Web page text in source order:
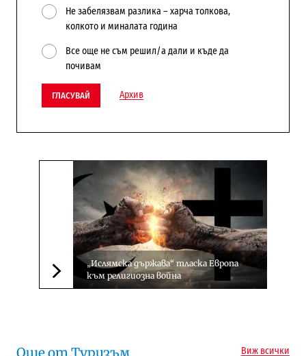
Не забелязвам разлика – харча толкова,
колкото и миналата година
Все още не съм решил/а дали и къде да
почивам
ГЛАСУВАЙ Архив
Следваща новина
„Ислямска държава“ тласка Европа
към религиозна война
Виж всички